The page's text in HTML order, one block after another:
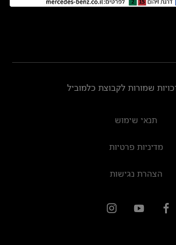
שמורות לקבוצת כלמוביל
תנאי שימוש
מדיניות פרטיות
הצהרת נגישות